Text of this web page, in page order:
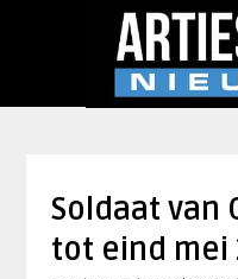
Soldaat van
tot eind mei